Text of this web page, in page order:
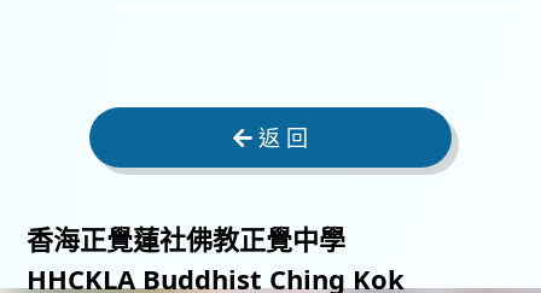
返 回
香海正覺蓮社佛教正覺中學
HHCKLA Buddhist Ching Kok